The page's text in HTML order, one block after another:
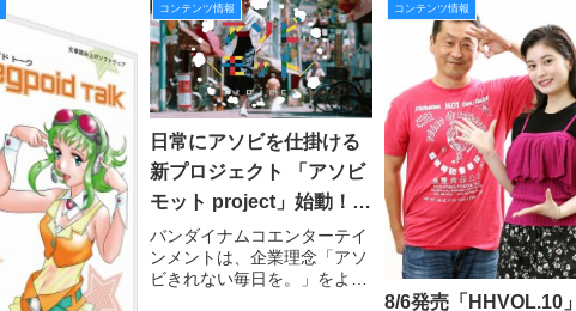
コンテンツ情報
日常にアソビを仕掛ける
新プロジェクト 「アソビ
モット project」始動！
WEB 限定ムービー「サム
ライ美少女」を公開！
バンダイナムコエンターテイ
ンメントは、企業理念「アソ
ビきれない毎日を。」をより
コンテンツ情報
8/6発売「HHVOL.10